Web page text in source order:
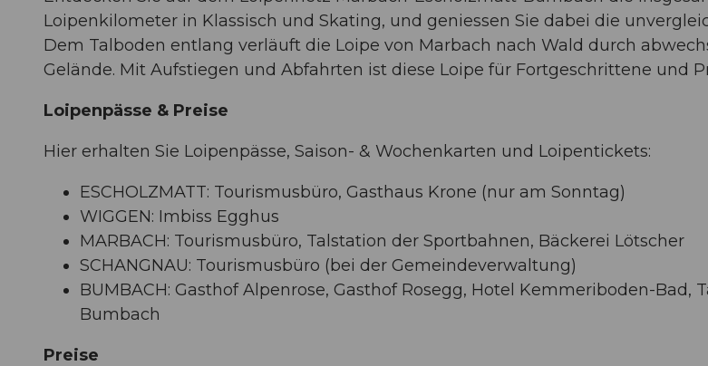
Loipenkilometer in Klassisch und Skating, und geniessen Sie dabei die
Dem Talboden entlang verläuft die Loipe von Marbach nach Wald durch
Gelände. Mit Aufstiegen und Abfahrten ist diese Loipe für Fortgeschrittene und
Loipenpässe & Preise
Hier erhalten Sie Loipenpässe, Saison- & Wochenkarten und Loipentickets:
ESCHOLZMATT: Tourismusbüro, Gasthaus Krone (nur am Sonntag)
WIGGEN: Imbiss Egghus
MARBACH: Tourismusbüro, Talstation der Sportbahnen, Bäckerei Lötscher
SCHANGNAU: Tourismusbüro (bei der Gemeindeverwaltung)
BUMBACH: Gasthof Alpenrose, Gasthof Rosegg, Hotel Kemmeriboden-Bad,
Bumbach
Preise